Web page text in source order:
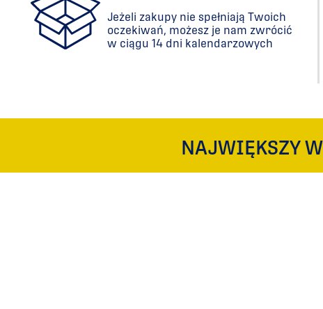
Jeżeli zakupy nie spełniają Twoich
oczekiwań, możesz je nam zwrócić
w ciągu 14 dni kalendarzowych
NAJWIĘKSZY